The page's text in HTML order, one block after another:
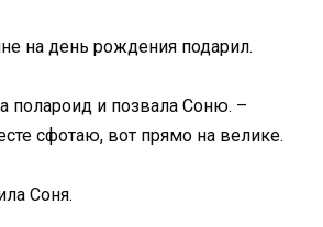
на день рождения подарил.
полароид и позвала Соню. –
сфотаю, вот прямо на велике.
Соня.